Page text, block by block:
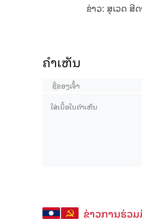
ຂ່າວ: ສຸເວດ ສີ
ຄໍາເຫັນ
ຂ່າວການຮ່ວ